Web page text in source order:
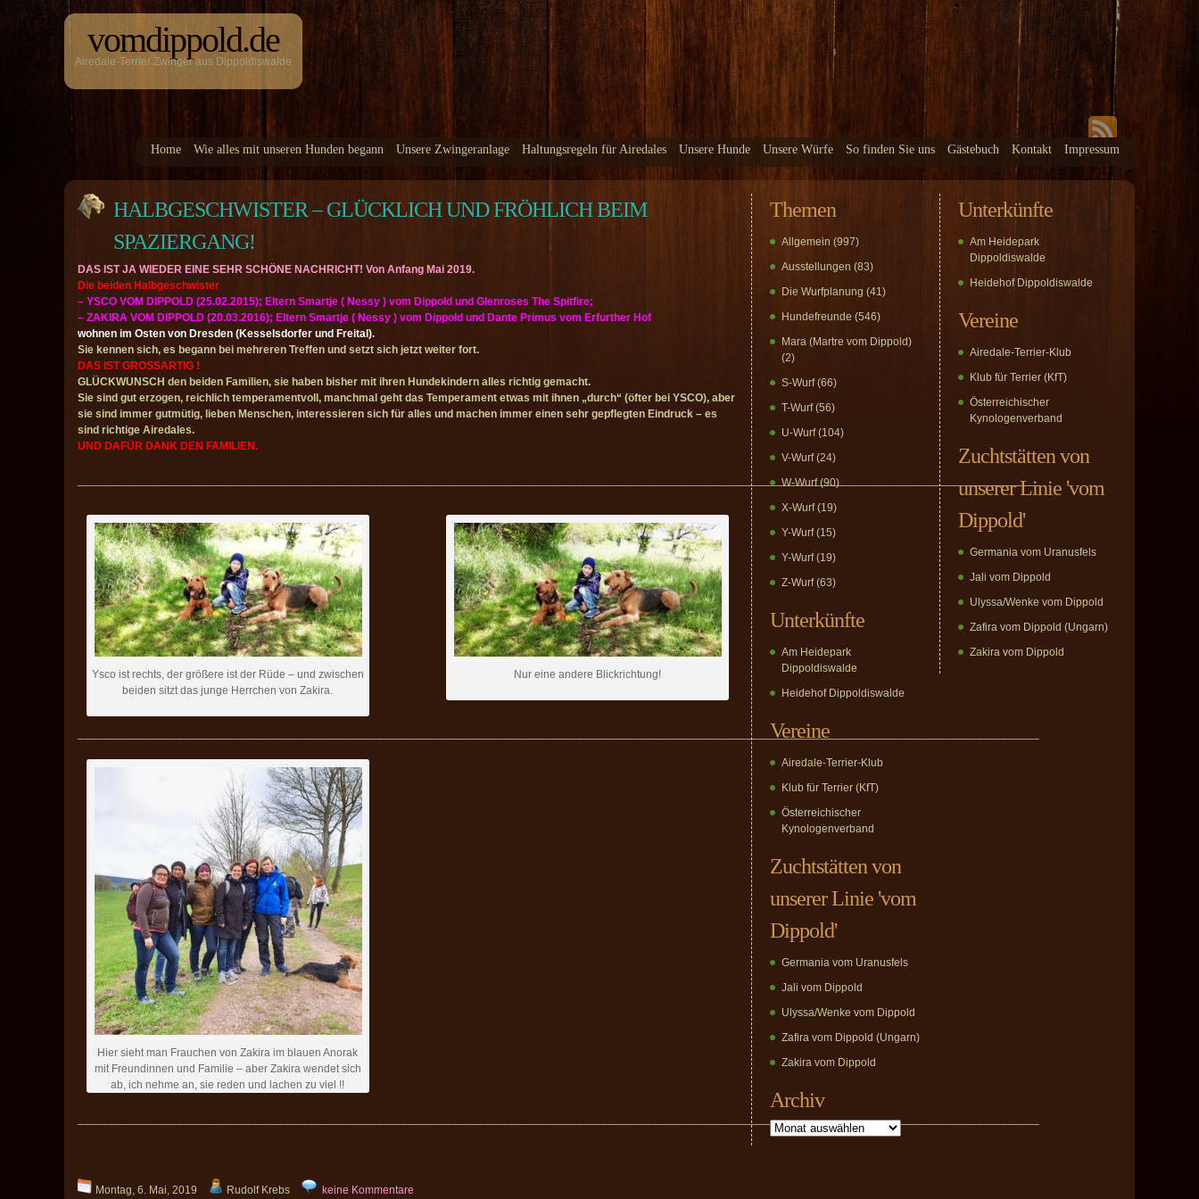
vomdippold.de
Airedale-Terrier Zwinger aus Dippoldiswalde
Home Wie alles mit unseren Hunden begann Unsere Zwingeranlage Haltungsregeln für Airedales Unsere Hunde Unsere Würfe So finden Sie uns Gästebuch Kontakt Impressum
HALBGESCHWISTER – GLÜCKLICH UND FRÖHLICH BEIM
SPAZIERGANG!
DAS IST JA WIEDER EINE SEHR SCHÖNE NACHRICHT! Von Anfang Mai 2019.
Die beiden Halbgeschwister
– YSCO VOM DIPPOLD (25.02.2015); Eltern Smartje ( Nessy ) vom Dippold und Glenroses The Spitfire;
– ZAKIRA VOM DIPPOLD (20.03.2016); Eltern Smartje ( Nessy ) vom Dippold und Dante Primus vom Erfurther Hof
wohnen im Osten von Dresden (Kesselsdorfer und Freital).
Sie kennen sich, es begann bei mehreren Treffen und setzt sich jetzt weiter fort.
DAS IST GROSSARTIG !
GLÜCKWUNSCH den beiden Familien, sie haben bisher mit ihren Hundekindern alles richtig gemacht.
Sie sind gut erzogen, reichlich temperamentvoll, manchmal geht das Temperament etwas mit ihnen „durch“ (öfter bei YSCO), aber
sie sind immer gutmütig, lieben Menschen, interessieren sich für alles und machen immer einen sehr gepflegten Eindruck – es
sind richtige Airedales.
UND DAFÜR DANK DEN FAMILIEN.
__________________________________________________________________________________________________________________________________________________________
Ysco ist rechts, der größere ist der Rüde – und zwischen
beiden sitzt das junge Herrchen von Zakira.
Nur eine andere Blickrichtung!
__________________________________________________________________________________________________________________________________________________________
Hier sieht man Frauchen von Zakira im blauen Anorak
mit Freundinnen und Familie – aber Zakira wendet sich
ab, ich nehme an, sie reden und lachen zu viel !!
__________________________________________________________________________________________________________________________________________________________
Montag, 6. Mai, 2019 Rudolf Krebs keine Kommentare
Themen
Allgemein (997)
Ausstellungen (83)
Die Wurfplanung (41)
Hundefreunde (546)
Mara (Martre vom Dippold)
(2)
S-Wurf(66)
T-Wurf(56)
U-Wurf(104)
V-Wurf(24)
W-Wurf(90)
X-Wurf(19)
Y-Wurf(15)
Y-Wurf(19)
Z-Wurf(63)
Unterkünfte
Am Heidepark
Dippoldiswalde
Heidehof Dippoldiswalde
Vereine
Airedale-Terrier-Klub
Klub für Terrier (KfT)
Österreichischer
Kynologenverband
Zuchtstätten von
unserer Linie 'vom
Dippold'
Germania vom Uranusfels
Jali vom Dippold
Ulyssa/Wenke vom Dippold
Zafira vom Dippold (Ungarn)
Zakira vom Dippold
Archiv
Archiv
Unterkünfte
Am Heidepark
Dippoldiswalde
Heidehof Dippoldiswalde
Vereine
Airedale-Terrier-Klub
Klub für Terrier (KfT)
Österreichischer
Kynologenverband
Zuchtstätten von
unserer Linie 'vom
Dippold'
Germania vom Uranusfels
Jali vom Dippold
Ulyssa/Wenke vom Dippold
Zafira vom Dippold (Ungarn)
Zakira vom Dippold